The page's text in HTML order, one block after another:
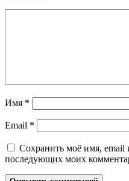
Имя *
Email *
Сохранить моё имя, email
последующих моих